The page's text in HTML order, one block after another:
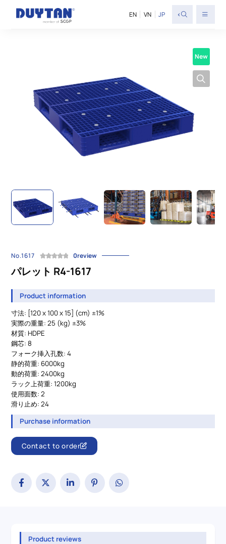
EN VN JP <
New
No.1617 0review
パレット R4-1617
Product information
寸法: [120 x 100 x 15] (cm) ±1%
実際の重量: 25 (kg) ±3%
材質: HDPE
鋼芯: 8
フォーク挿入孔数: 4
静的荷重: 6000kg
動的荷重: 2400kg
ラック上荷重: 1200kg
使用面数: 2
滑り止め: 24
Purchase information
Contact to order
Product reviews